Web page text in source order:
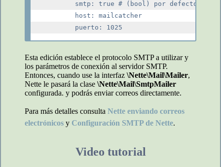
Esta edición establece el protocolo SMTP a utilizar y
los parámetros de conexión al servidor SMTP.
Entonces, cuando use la interfaz \Nette\Mail\Mailer,
Nette le pasará la clase \Nette\Mail\SmtpMailer
configurada. y podrás enviar correos directamente.
Para más detalles consulta Nette enviando correos
electrónicos y Configuración SMTP de Nette.
Video tutorial